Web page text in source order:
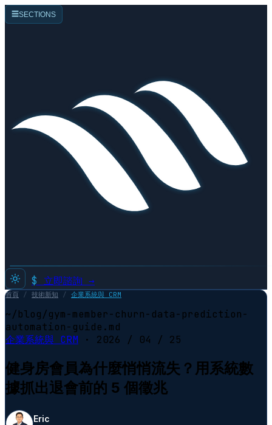
☰SECTIONS
$ 立即諮詢 →
首頁 / 技術新知 / 企業系統與 CRM
~/blog/gym-member-churn-data-prediction-
automation-guide.md
企業系統與 CRM · 2026 / 04 / 25
健身房會員為什麼悄悄流失？用系統數
據抓出退會前的 5 個徵兆
Eric